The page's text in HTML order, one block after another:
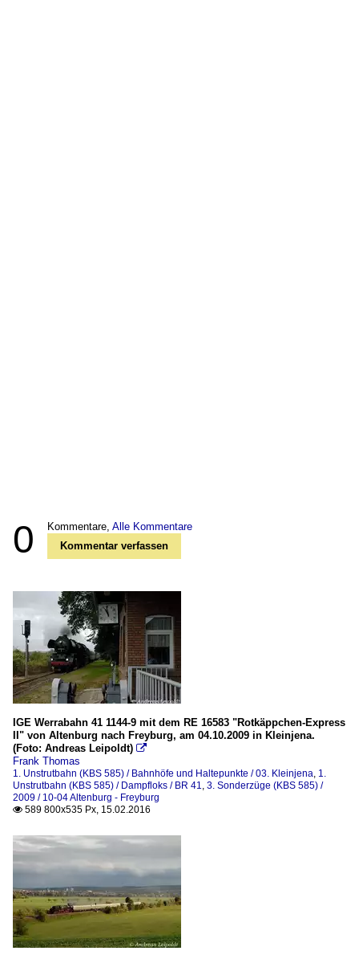
0 Kommentare, Alle Kommentare
Kommentar verfassen
IGE Werrabahn 41 1144-9 mit dem RE 16583 "Rotkäppchen-Express
II" von Altenburg nach Freyburg, am 04.10.2009 in Kleinjena.
(Foto: Andreas Leipoldt) 
Frank Thomas
1. Unstrutbahn (KBS 585) / Bahnhöfe und Haltepunkte / 03. Kleinjena 1.
Unstrutbahn (KBS 585) / Dampfloks / BR 41
3. Sonderzüge (KBS 585) /
2009 / 10-04 Altenburg - Freyburg
 589 800x535 Px, 15.02.2016